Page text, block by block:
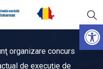
organizare concurs
de execuţie de